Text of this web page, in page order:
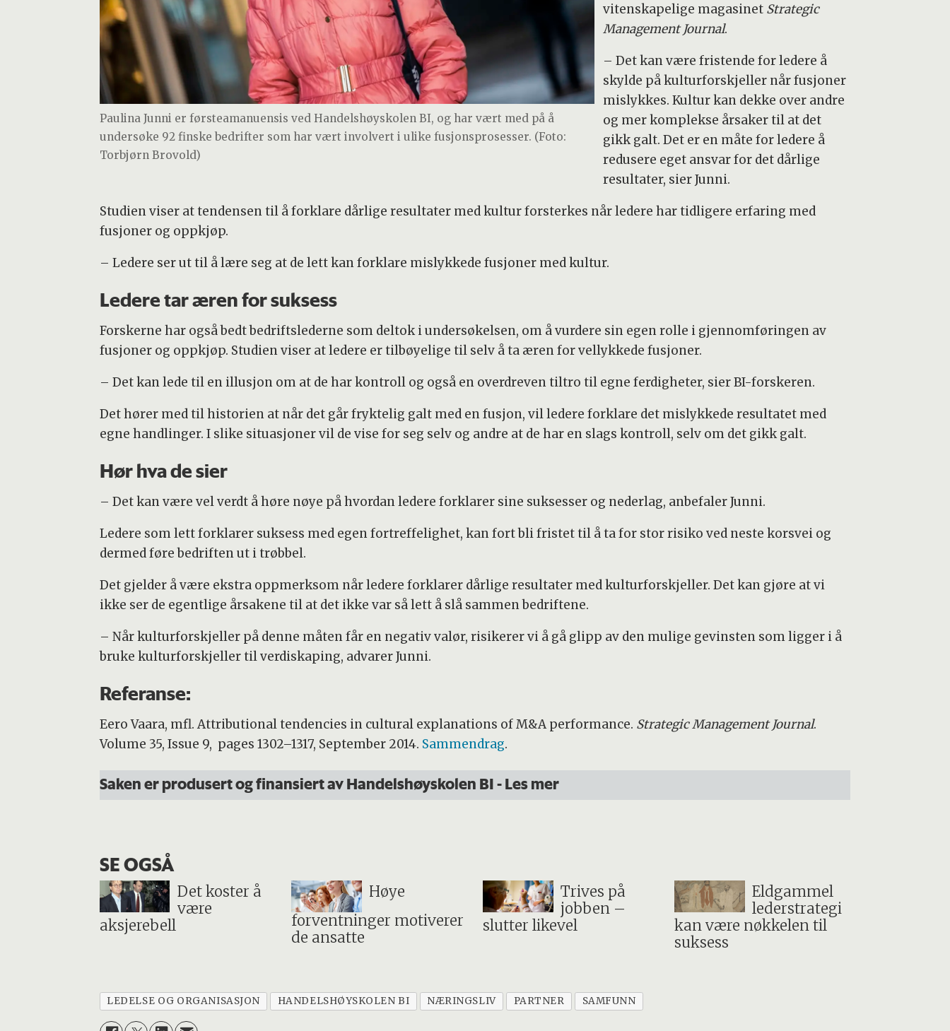
Paulina Junni er førsteamanuensis ved Handelshøyskolen BI, og har vært med på å
undersøke 92 finske bedrifter som har vært involvert i ulike fusjonsprosesser. (Foto:
Torbjørn Brovold)
vitenskapelige magasinet Strategic
Management Journal.
– Det kan være fristende for ledere å
skylde på kulturforskjeller når fusjoner
mislykkes. Kultur kan dekke over andre
og mer komplekse årsaker til at det
gikk galt. Det er en måte for ledere å
redusere eget ansvar for det dårlige
resultater, sier Junni.
Studien viser at tendensen til å forklare dårlige resultater med kultur forsterkes når ledere har tidligere erfaring med
fusjoner og oppkjøp.
– Ledere ser ut til å lære seg at de lett kan forklare mislykkede fusjoner med kultur.
Ledere tar æren for suksess
Forskerne har også bedt bedriftslederne som deltok i undersøkelsen, om å vurdere sin egen rolle i gjennomføringen av
fusjoner og oppkjøp. Studien viser at ledere er tilbøyelige til selv å ta æren for vellykkede fusjoner.
– Det kan lede til en illusjon om at de har kontroll og også en overdreven tiltro til egne ferdigheter, sier BI-forskeren.
Det hører med til historien at når det går fryktelig galt med en fusjon, vil ledere forklare det mislykkede resultatet med
egne handlinger. I slike situasjoner vil de vise for seg selv og andre at de har en slags kontroll, selv om det gikk galt.
Hør hva de sier
– Det kan være vel verdt å høre nøye på hvordan ledere forklarer sine suksesser og nederlag, anbefaler Junni.
Ledere som lett forklarer suksess med egen fortreffelighet, kan fort bli fristet til å ta for stor risiko ved neste korsvei og
dermed føre bedriften ut i trøbbel.
Det gjelder å være ekstra oppmerksom når ledere forklarer dårlige resultater med kulturforskjeller. Det kan gjøre at vi
ikke ser de egentlige årsakene til at det ikke var så lett å slå sammen bedriftene.
– Når kulturforskjeller på denne måten får en negativ valør, risikerer vi å gå glipp av den mulige gevinsten som ligger i å
bruke kulturforskjeller til verdiskaping, advarer Junni.
Referanse:
Eero Vaara, mfl. Attributional tendencies in cultural explanations of M&A performance. Strategic Management Journal.
Volume 35, Issue 9, pages 1302–1317, September 2014. Sammendrag.
Saken er produsert og finansiert av Handelshøyskolen BI -Lesmer
SE OGSÅ
Det koster å
være
aksjerebell
Høye
forventninger motiverer
de ansatte
Trives på
jobben –
slutter likevel
Eldgammel
lederstrategi
kan være nøkkelen til
suksess
LEDELSE OG ORGANISASJON HANDELSHØYSKOLEN BI NÆRINGSLIV PARTNER SAMFUNN